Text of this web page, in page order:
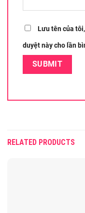
Lưu tên của
duyệt này cho lần
RELATED PRODUCTS